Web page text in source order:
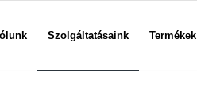
Szolgáltatásaink Termékek